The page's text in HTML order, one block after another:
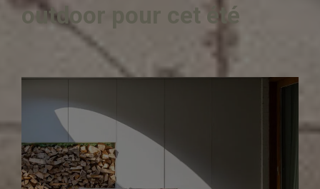
outdoor pour cet été